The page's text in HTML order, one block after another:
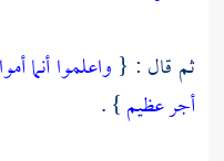
ثم قال : { واعلموا أنما
أجر عظيم} .